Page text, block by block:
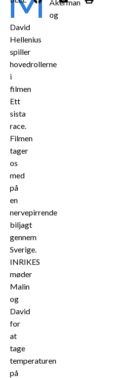
Åkerman
og
David
Hellenius
spiller
hovedrollerne
i
filmen
Ett
sista
race.
Filmen
tager
os
med
på
en
nervepirrende
biljagt
gennem
Sverige.
INRIKES
møder
Malin
og
David
for
at
tage
temperaturen
på